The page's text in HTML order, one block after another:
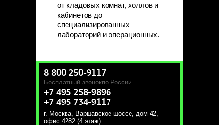
от кладовых комнат, холлов и
кабинетов до
специализированных
лабораторий и операционных.
8 800 250-9117
Бесплатный звонокпо России
+7 495 258-9896
+7 495 734-9117
г. Москва, Варшавское шоссе, дом 42,
офис 4282 (4 этаж)